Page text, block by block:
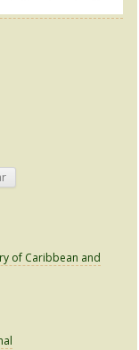
of Caribbean and